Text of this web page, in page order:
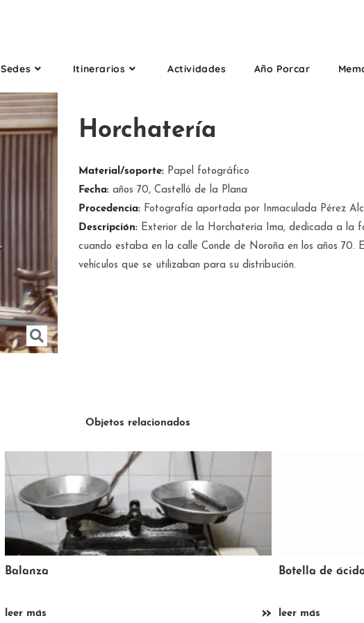
Sedes Itinerarios Actividades Año Porcar
Horchatería
Material/soporte: Papel fotográfico
Fecha: años 70, Castelló de la Plana
Procedencia: Fotografía aportada por Inmaculada Pérez
Descripción: Exterior de la Horchatería Ima, dedicada a la
cuando estaba en la calle Conde de Noroña en los años 70.
vehículos que se utilizaban para su distribución.
Objetos relacionados
Botella de ácido bórico
leer más »
Despacho de
leer más